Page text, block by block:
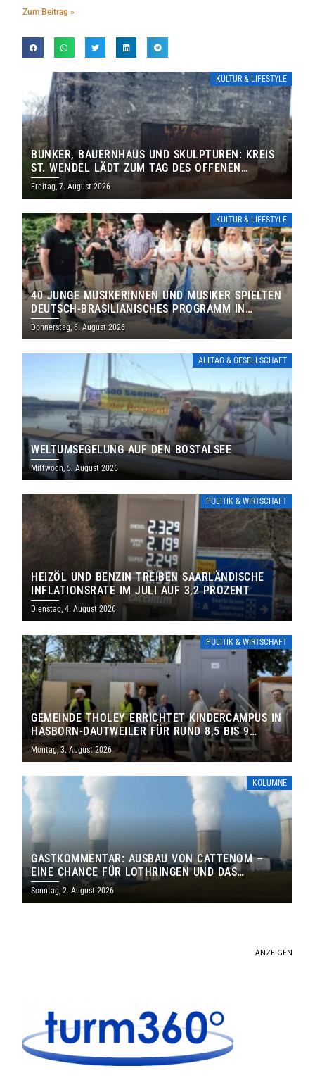
Zum Beitrag »
KULTUR & LIFESTYLE
BUNKER, BAUERNHAUS UND SKULPTUREN: KREIS
ST. WENDEL LÄDT ZUM TAG DES OFFENEN
DENKMALS EIN
Freitag, 7. August 2026
KULTUR & LIFESTYLE
40 JUNGE MUSIKERINNEN UND MUSIKER SPIELTEN
DEUTSCH-BRASILIANISCHES PROGRAMM IN
THOLEY
Donnerstag, 6. August 2026
ALLTAG & GESELLSCHAFT
WELTUMSEGELUNG AUF DEN BOSTALSEE
Mittwoch, 5. August 2026
POLITIK & WIRTSCHAFT
HEIZÖL UND BENZIN TREIBEN SAARLÄNDISCHE
INFLATIONSRATE IM JULI AUF 3,2 PROZENT
Dienstag, 4. August 2026
POLITIK & WIRTSCHAFT
GEMEINDE THOLEY ERRICHTET KINDERCAMPUS IN
HASBORN-DAUTWEILER FÜR RUND 8,5 BIS 9
MILLIONEN EURO
Montag, 3. August 2026
KOLUMNE
GASTKOMMENTAR: AUSBAU VON CATTENOM –
EINE CHANCE FÜR LOTHRINGEN UND DAS
SAARLAND
Sonntag, 2. August 2026
ANZEIGEN